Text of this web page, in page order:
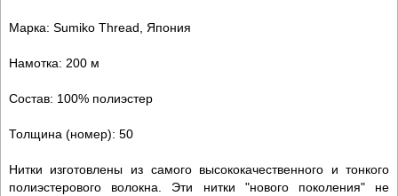
Марка: Sumiko Thread, Япония
Намотка: 200 м
Состав: 100% полиэстер
Толщина (номер): 50
Нитки изготовлены из самого высококачественного и тонкого
полиэстерового волокна. Эти нитки "нового поколения" не